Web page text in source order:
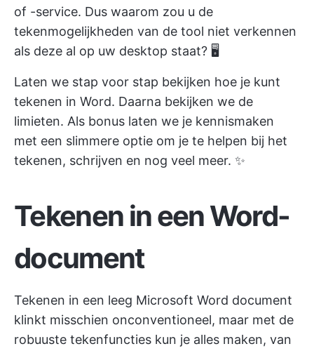
of -service. Dus waarom zou u de
tekenmogelijkheden van de tool niet verkennen
als deze al op uw desktop staat? 🖥️
Laten we stap voor stap bekijken hoe je kunt
tekenen in Word. Daarna bekijken we de
limieten. Als bonus laten we je kennismaken
met een slimmere optie om je te helpen bij het
tekenen, schrijven en nog veel meer. ✨
Tekenen in een Word-
document
Tekenen in een leeg Microsoft Word document
klinkt misschien onconventioneel, maar met de
robuuste tekenfuncties kun je alles maken, van